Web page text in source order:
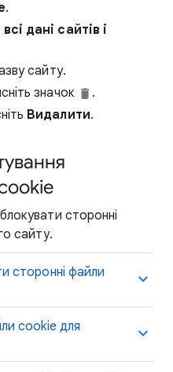
.
дані сайтів і
сайту.
значок
.
Видалити.
сторонні
сайту.
сторонні файли
cookie для